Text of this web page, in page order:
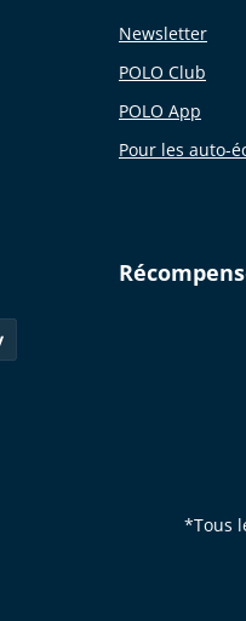
Newsletter
POLO Club
POLO App
Pour les auto-
*Tous